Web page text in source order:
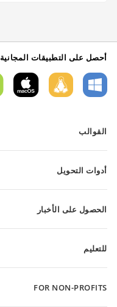
أحصل على التطبيقات المجانية
القوالب
قوالب المستندات النصية
قوالب الجداول
قوالب العروض التقديمية
أدوات التحويل
تحويل جداول البيانات
تحويل العروض التقديمية
تحويل ملفات PDF
الحصول على الأخبار
للتعليم
للمعلمين
FOR NON-PROFITS